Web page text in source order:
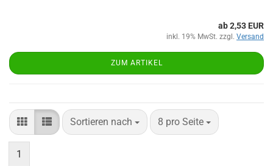
ab 2,53 EUR
inkl. 19% MwSt. zzgl. Versand
ZUM ARTIKEL
Sortieren nach
Sortieren nach 8 pro Seite
pro Seite
1